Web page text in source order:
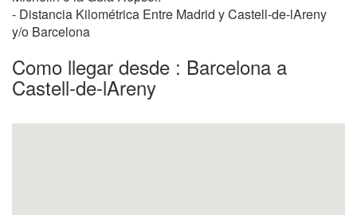
- Distancia Kilométrica Entre Madrid y Castell-de-lAreny
y/o Barcelona
Como llegar desde : Barcelona a
Castell-de-lAreny